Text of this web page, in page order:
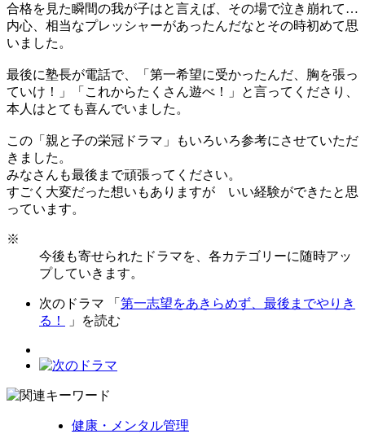
合格を見た瞬間の我が子はと言えば、その場で泣き崩れて…
内心、相当なプレッシャーがあったんだなとその時初めて思
いました。
最後に塾長が電話で、「第一希望に受かったんだ、胸を張っ
ていけ！」「これからたくさん遊べ！」と言ってくださり、
本人はとても喜んでいました。
この「親と子の栄冠ドラマ」もいろいろ参考にさせていただ
きました。
みなさんも最後まで頑張ってください。
すごく大変だった想いもありますが いい経験ができたと思
っています。
※
今後も寄せられたドラマを、各カテゴリーに随時アッ
プしていきます。
次のドラマ 「 第一志望をあきらめず、最後までやりき
る！
」を読む
健康・メンタル管理